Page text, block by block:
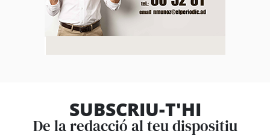
SUBSCRIU-T'HI
De la redacció al teu dispositiu